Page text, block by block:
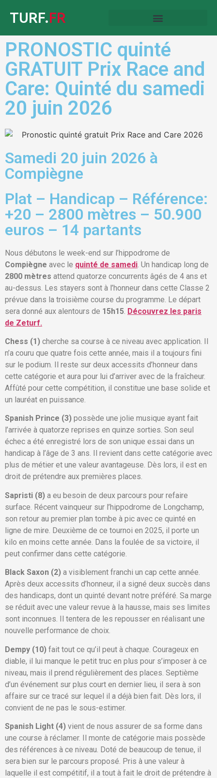
TURF.FR
PRONOSTIC quinté
GRATUIT Prix Race and
Care: Quinté du samedi
20 juin 2026
Samedi 20 juin 2026 à
Compiègne
Plat – Handicap – Référence:
+20 – 2800 mètres – 50.900
euros – 14 partants
Nous débutons le week-end sur l’hippodrome de
Compiègne avec le quinté de samedi . Un handicap long de
2800 mètres attend quatorze concurrents âgés de 4 ans et
au-dessus. Les stayers sont à l’honneur dans cette Classe 2
prévue dans la troisième course du programme. Le départ
sera donné aux alentours de 15h15 Découvrez les paris
de Zeturf.
Chess (1) cherche sa course à ce niveau avec application. Il
n’a couru que quatre fois cette année, mais il a toujours fini
sur le podium. Il reste sur deux accessits d’honneur dans
cette catégorie et aura pour lui d’arriver avec de la fraîcheur.
Affûté pour cette compétition, il constitue une base solide et
un lauréat en puissance.
Spanish Prince (3) possède une jolie musique ayant fait
l’arrivée à quatorze reprises en quinze sorties. Son seul
échec a été enregistré lors de son unique essai dans un
handicap à l’âge de 3 ans. Il revient dans cette catégorie avec
plus de métier et une valeur avantageuse. Dès lors, il est en
droit de prétendre aux premières places.
Sapristi (8) a eu besoin de deux parcours pour refaire
surface. Récent vainqueur sur l’hippodrome de Longchamp,
son retour au premier plan tombe à pic avec ce quinté en
ligne de mire. Deuxième de ce tournoi en 2025, il porte un
kilo en moins cette année. Dans la foulée de sa victoire, il
peut confirmer dans cette catégorie.
Black Saxon (2) a visiblement franchi un cap cette année.
Après deux accessits d’honneur, il a signé deux succès dans
des handicaps, dont un quinté devant notre préféré. Sa marge
se réduit avec une valeur revue à la hausse, mais ses limites
sont inconnues. Il tentera de les repousser en réalisant une
nouvelle performance de choix.
Dempy (10) fait tout ce qu’il peut à chaque. Courageux en
diable, il lui manque le petit truc en plus pour s’imposer à ce
niveau, mais il prend régulièrement des places. Septième
d’un événement sur plus court en dernier lieu, il sera à son
affaire sur ce tracé sur lequel il a déjà bien fait. Dès lors, il
convient de ne pas le sous-estimer.
Spanish Light (4) vient de nous assurer de sa forme dans
une course à réclamer. Il monte de catégorie mais possède
des références à ce niveau. Doté de beaucoup de tenue, il
sera bien sur le parcours proposé. Pris à une valeur à
laquelle il est compétitif, il a tout à fait le droit de prétendre à